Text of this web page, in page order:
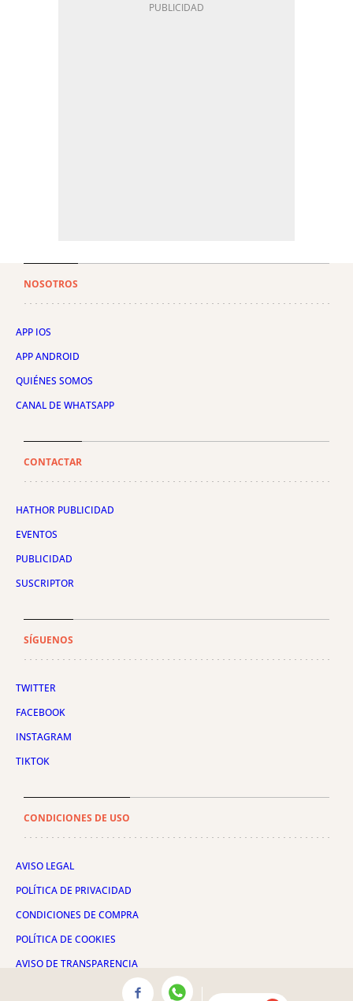
NOSOTROS
APP IOS
APP ANDROID
QUIÉNES SOMOS
CANAL DE WHATSAPP
CONTACTAR
HATHOR PUBLICIDAD
EVENTOS
PUBLICIDAD
SUSCRIPTOR
SÍGUENOS
TWITTER
FACEBOOK
INSTAGRAM
TIKTOK
CONDICIONES DE USO
AVISO LEGAL
POLÍTICA DE PRIVACIDAD
CONDICIONES DE COMPRA
POLÍTICA DE COOKIES
AVISO DE TRANSPARENCIA
ADMINISTRACIÓN UTIQ